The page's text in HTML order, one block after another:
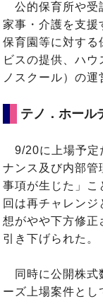
公的保育所や受
家事・介護を支援
保育園等に対する
ビスの提供、ハ
ノスクール）の運
テノ．ホール
9/20に上場予定
ナンス及び内部管
事項が生じた」こ
回は再チャレン
想がやや下方修正
引き下げられた。
同時に公開株式
ーズ上場案件と